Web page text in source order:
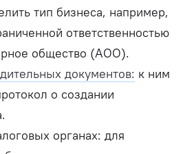
тип бизнеса, например,
ответственностью
общество (АОО).
документов: к ним
о создании
органах: для